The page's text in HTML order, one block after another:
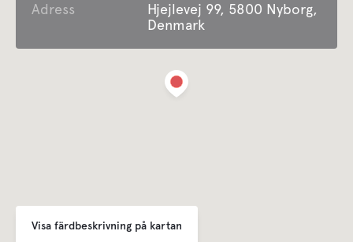
Adress
Hjejlevej 99, 5800 Nyborg,
Denmark
Visa färdbeskrivning på kartan